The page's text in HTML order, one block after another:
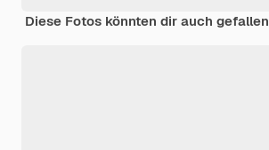
Diese Fotos könnten dir auch gefallen